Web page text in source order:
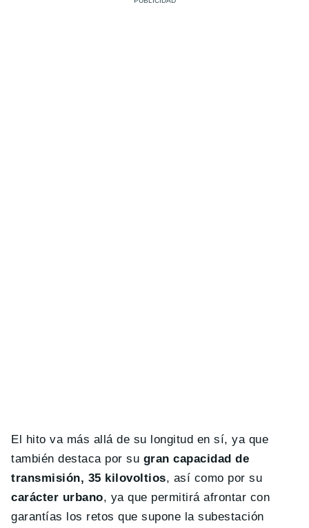
El hito va más allá de su longitud en sí, ya que
también destaca por su gran capacidad de
transmisión, 35 kilovoltios, así como por su
carácter urbano, ya que permitirá afrontar con
garantías los retos que supone la subestación